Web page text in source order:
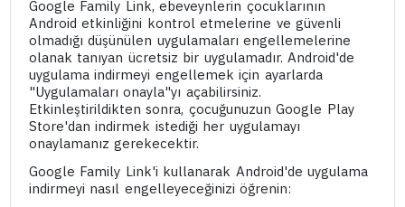
Google Family Link, ebeveynlerin çocuklarının
Android etkinliğini kontrol etmelerine ve güvenli
olmadığı düşünülen uygulamaları engellemelerine
olanak tanıyan ücretsiz bir uygulamadır. Android'de
uygulama indirmeyi engellemek için ayarlarda
"Uygulamaları onayla"yı açabilirsiniz.
Etkinleştirildikten sonra, çocuğunuzun Google Play
Store'dan indirmek istediği her uygulamayı
onaylamanız gerekecektir.
Google Family Link'i kullanarak Android'de uygulama
indirmeyi nasıl engelleyeceğinizi öğrenin: